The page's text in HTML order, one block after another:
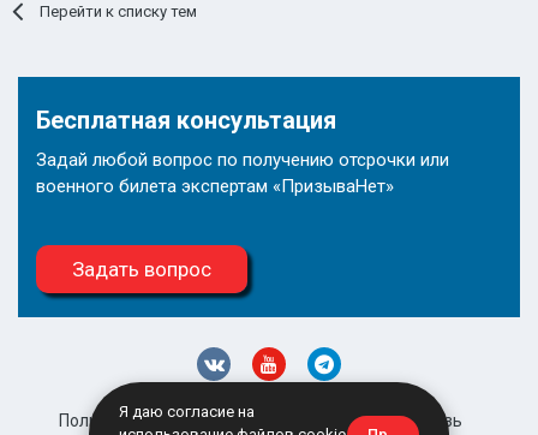
Перейти к списку тем
Бесплатная консультация
Задай любой вопрос по получению отсрочки или
военного билета экспертам «ПризываНет»
Задать вопрос
Политика конфиденциальности Обратная связь
Я даю согласие на